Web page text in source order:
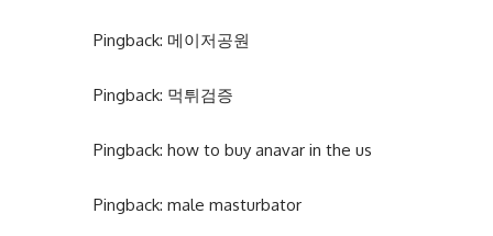
Pingback: 메이저공원
Pingback: 먹튀검증
Pingback: how to buy anavar in the us
Pingback: male masturbator